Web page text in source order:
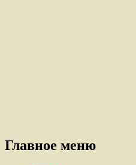
Главное меню